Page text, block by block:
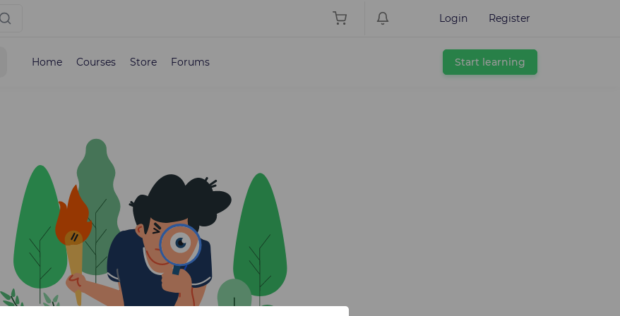
Login Register
Home Courses Store Forums Start learning